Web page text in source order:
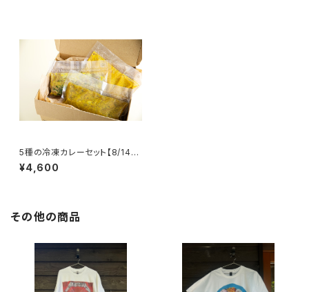
5種の冷凍カレーセット【8/14
(金) 発送】＜冷凍便＞
¥4,600
その他の商品